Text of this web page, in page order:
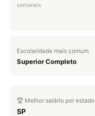
semanais
Escolaridade mais comum
Superior Completo
🏆 Melhor salário por estado
SP